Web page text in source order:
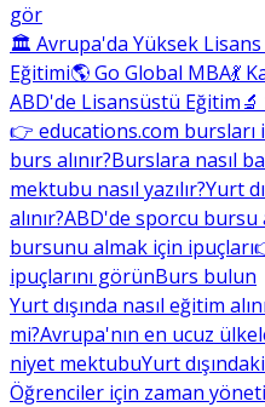
gör
🏛 Avrupa'da Yüksek Lisans
Eğitimi🌎 Go Global MBA💃
ABD'de Lisansüstü Eğitim
👉 educations.com
burs alınır?Burslara nasıl
mektubu nasıl yazılır?Yurt
alınır?ABD'de sporcu bursu
bursunu almak için ipuçları
ipuçlarını görünBurs bulun
Yurt dışında nasıl eğitim
mi?Avrupa'nın en ucuz
niyet mektubuYurt
Öğrenciler için zaman